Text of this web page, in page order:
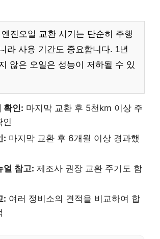
엔진오일 교환 시기는 단순히 주행
라 사용 기간도 중요합니다. 1년
않은 오일은 성능이 저하될 수 있
확인: 마지막 교환 후 5천km 이상 주
인
: 마지막 교환 후 6개월 이상 경과했
얼 참고: 제조사 권장 교환 주기도 함
: 여러 정비소의 견적을 비교하여 합